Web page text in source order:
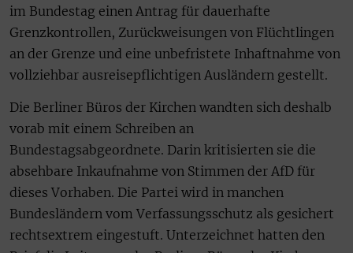
im Bundestag einen Antrag für dauerhafte
Grenzkontrollen, Zurückweisungen von Flüchtlingen
an der Grenze und eine unbefristete Inhaftnahme von
vollziehbar ausreisepflichtigen Ausländern gestellt.
Die Berliner Büros der Kirchen wandten sich deshalb
vorab mit einem Schreiben an
Bundestagsabgeordnete. Darin kritisierten sie die
absehbare Inkaufnahme von Stimmen der AfD für
dieses Vorhaben. Die Partei wird in manchen
Bundesländern vom Verfassungsschutz als gesichert
rechtsextrem eingestuft. Unterzeichnet hatten den